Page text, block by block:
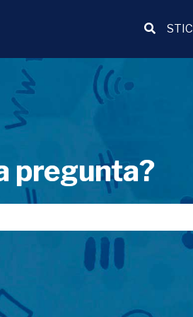
Buscador
STIC
pregunta?